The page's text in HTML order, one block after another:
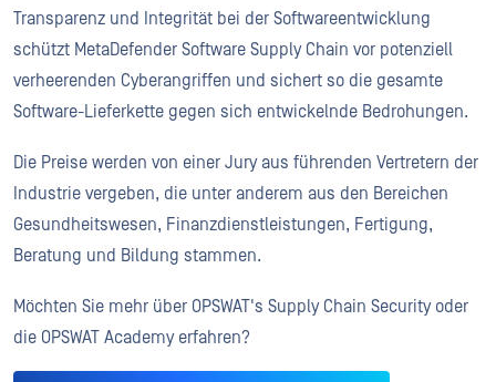
Transparenz und Integrität bei der Softwareentwicklung
schützt MetaDefender Software Supply Chain vor potenziell
verheerenden Cyberangriffen und sichert so die gesamte
Software-Lieferkette gegen sich entwickelnde Bedrohungen.
Die Preise werden von einer Jury aus führenden Vertretern der
Industrie vergeben, die unter anderem aus den Bereichen
Gesundheitswesen, Finanzdienstleistungen, Fertigung,
Beratung und Bildung stammen.
Möchten Sie mehr über OPSWAT's Supply Chain Security oder
die OPSWAT Academy erfahren?